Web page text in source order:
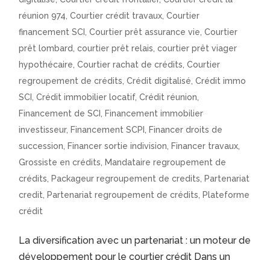
réunion 974 ,Courtier crédit travaux ,Courtier
financement SCI
,Courtier prêt assurance vie ,Courtier
prêt lombard ,courtier prêt relais ,courtier prêt viager
hypothécaire ,Courtier rachat de crédits ,Courtier
regroupement de crédits ,Crédit digitalisé ,Crédit immo
SCI
,Crédit immobilier locatif,Crédit réunion
Financement de SCI
Financement immobilier
investisseur, Financement SCPI
Financer droits de
succession
Financer sortie indivision Financer travaux
Grossiste en crédits
Mandataire regroupement de
crédits
Packageur regroupement de credits
Partenariat
credit
Partenariat regroupement de crédits
Plateforme
crédit
La diversification avec un partenariat : un moteur de
développement pour le courtier crédit Dans un